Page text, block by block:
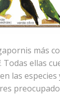
más
. Todas ellas
las